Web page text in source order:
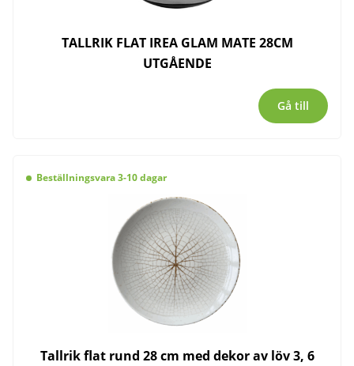
TALLRIK FLAT IREA GLAM MATE 28CM
UTGÅENDE
Gå till
Beställningsvara 3-10 dagar
Tallrik flat rund 28 cm med dekor av löv 3, 6